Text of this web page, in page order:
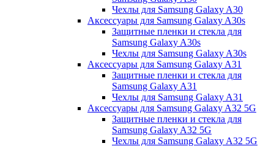
Чехлы для Samsung Galaxy A30
Аксессуары для Samsung Galaxy A30s
Защитные пленки и стекла для
Samsung Galaxy A30s
Чехлы для Samsung Galaxy A30s
Аксессуары для Samsung Galaxy A31
Защитные пленки и стекла для
Samsung Galaxy A31
Чехлы для Samsung Galaxy A31
Аксессуары для Samsung Galaxy A32 5G
Защитные пленки и стекла для
Samsung Galaxy A32 5G
Чехлы для Samsung Galaxy A32 5G